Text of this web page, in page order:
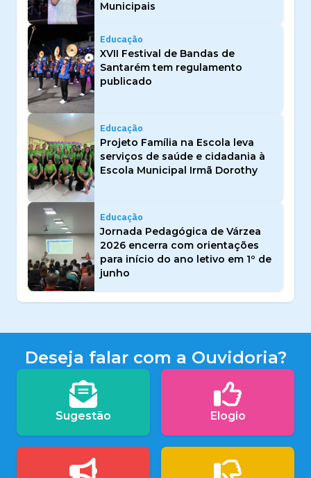
Municipais
Educação
XVII Festival de Bandas de
Santarém tem regulamento
publicado
Educação
Projeto Família na Escola leva
serviços de saúde e cidadania à
Escola Municipal Irmã Dorothy
Educação
Jornada Pedagógica de Várzea
2026 encerra com orientações
para início do ano letivo em 1º de
junho
Deseja falar com a Ouvidoria?
Sugestão Elogio